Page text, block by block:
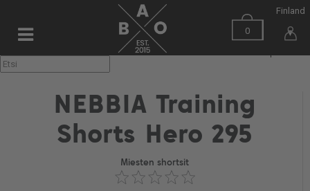
0
Finland
▼
NEBBIA Training
Shorts Hero 295
Miesten shortsit